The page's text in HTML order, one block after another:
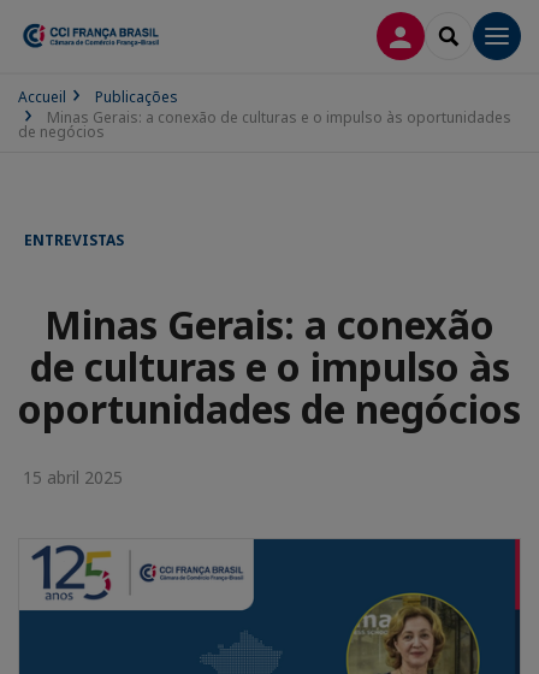
CONEXÃOSEARCH
Accueil
Publicações
Minas Gerais: a conexão de culturas e o impulso às oportunidades
de negócios
ENTREVISTAS
Minas Gerais: a conexão
de culturas e o impulso às
oportunidades de negócios
15 abril 2025